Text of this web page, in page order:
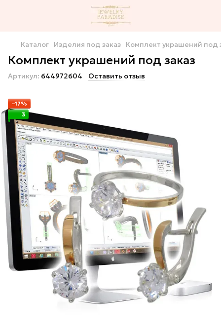
Каталог Изделия под заказ Комплект украшений под
Комплект украшений под заказ
Артикул: 644972604 Оставить отзыв
−17%
3